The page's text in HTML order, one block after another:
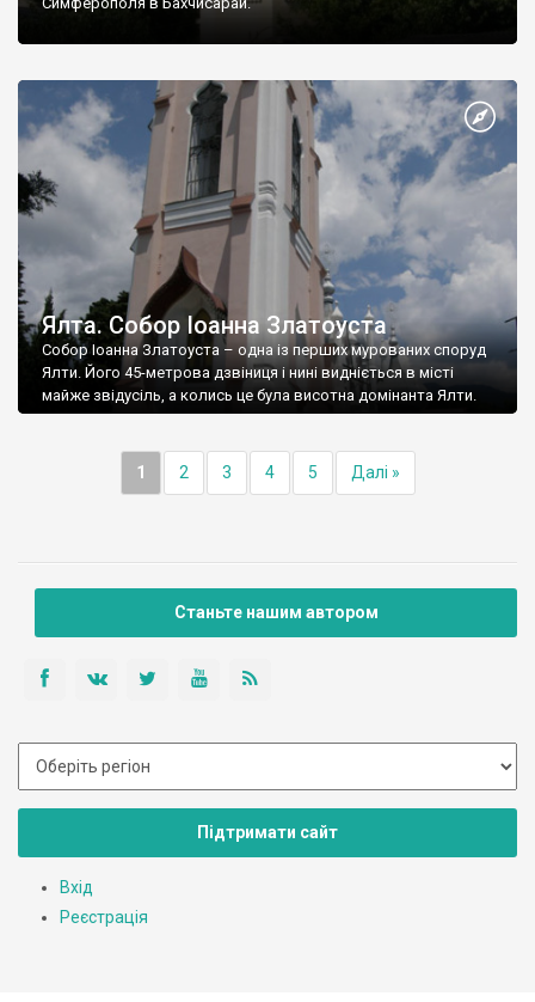
Ялта. Собор Іоанна Златоуста
Собор Іоанна Златоуста – одна із перших мурованих споруд
Ялти. Його 45-метрова дзвіниця і нині видніється в місті
майже звідусіль, а колись це була висотна домінанта Ялти.
1 2 3 4 5 Далі »
Станьте нашим автором
Підтримати сайт
Вхід
Реєстрація